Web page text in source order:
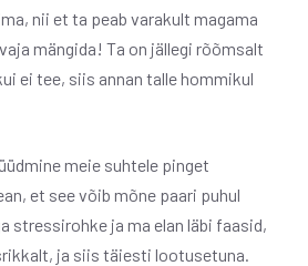
nii et ta peab varakult magama
mängida! Ta on jällegi rõõmsalt
ei tee, siis annan talle hommikul
meie suhtele pinget
et see võib mõne paari puhul
stressirohke ja ma elan läbi faasid,
ja siis täiesti lootusetuna.